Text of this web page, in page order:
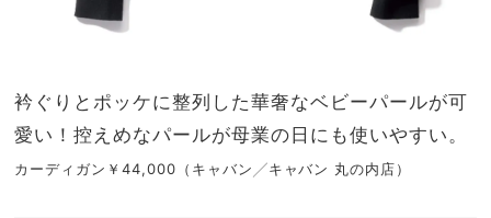
衿ぐりとポッケに整列した華奢なベビーパールが可
愛い！控えめなパールが母業の日にも使いやすい。
カーディガン￥44,000（キャバン╱キャバン 丸の内店）